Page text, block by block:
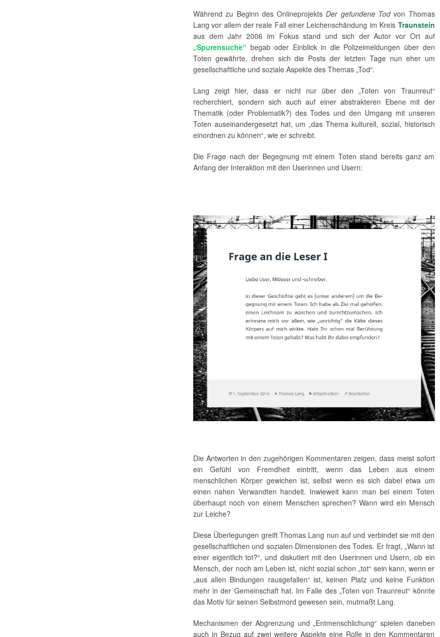
Während zu Beginn des OnlineprojektsDer gefundene Todvon Thomas
Lang vor allem der reale Fall einer Leichenschändung im Kreis Traunstein
aus dem Jahr 2006 im Fokus stand und sich der Autor vor Ort auf
„Spurensuche“ begab oder Einblick in die Polizeimeldungen über den
Toten gewährte, drehen sich die Posts der letzten Tage nun eher um
gesellschaftliche und soziale Aspekte des Themas „Tod“.
Lang zeigt hier, dass er nicht nur über den „Toten von Traunreut“
recherchiert, sondern sich auch auf einer abstrakteren Ebene mit der
Thematik (oder Problematik?) des Todes und den Umgang mit unseren
Toten auseinandergesetzt hat, um „das Thema kulturell, sozial, historisch
einordnen zu können“, wie er schreibt.
Die Frage nach der Begegnung mit einem Toten stand bereits ganz am
Anfang der Interaktion mit den Userinnen und Usern:
Die Antworten in den zugehörigen Kommentaren zeigen, dass meist sofort
ein Gefühl von Fremdheit eintritt, wenn das Leben aus einem
menschlichen Körper gewichen ist, selbst wenn es sich dabei etwa um
einen nahen Verwandten handelt. Inwieweit kann man bei einem Toten
überhaupt noch von einem Menschen sprechen? Wann wird ein Mensch
zur Leiche?
Diese Überlegungen greift Thomas Lang nun auf und verbindet sie mit den
gesellschaftlichen und sozialen Dimensionen des Todes. Er fragt, „Wann ist
einer eigentlich tot?“, und diskutiert mit den Userinnen und Usern, ob ein
Mensch, der noch am Leben ist, nicht sozial schon „tot“ sein kann, wenn er
„aus allen Bindungen rausgefallen“ ist, keinen Platz und keine Funktion
mehr in der Gemeinschaft hat. Im Falle des „Toten von Traunreut“ könnte
das Motiv für seinen Selbstmord gewesen sein, mutmaßt Lang.
Mechanismen der Abgrenzung und „Entmenschlichung“ spielen daneben
auch in Bezug auf zwei weitere Aspekte eine Rolle in den Kommentaren